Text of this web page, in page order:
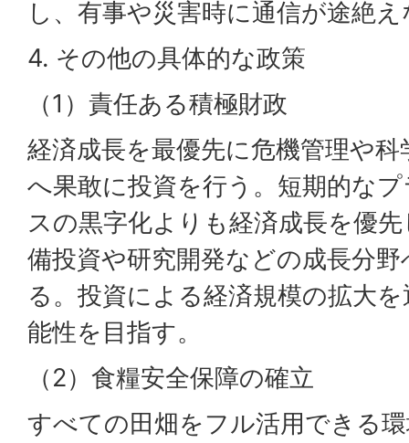
し、有事や災害時に通信が途絶
4. その他の具体的な政策
（1）責任ある積極財政
経済成長を最優先に危機管理や
へ果敢に投資を行う。短期的な
スの黒字化よりも経済成長を優
備投資や研究開発などの成長分
る。投資による経済規模の拡大
能性を目指す。
（2）食糧安全保障の確立
すべての田畑をフル活用できる